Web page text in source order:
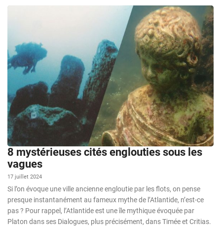
8 mystérieuses cités englouties sous les
vagues
17 juillet 2024
Si l’on évoque une ville ancienne engloutie par les flots, on pense
presque instantanément au fameux mythe de l’Atlantide, n’est-ce
pas ? Pour rappel, l’Atlantide est une île mythique évoquée par
Platon dans ses Dialogues, plus précisément, dans Timée et Critias.